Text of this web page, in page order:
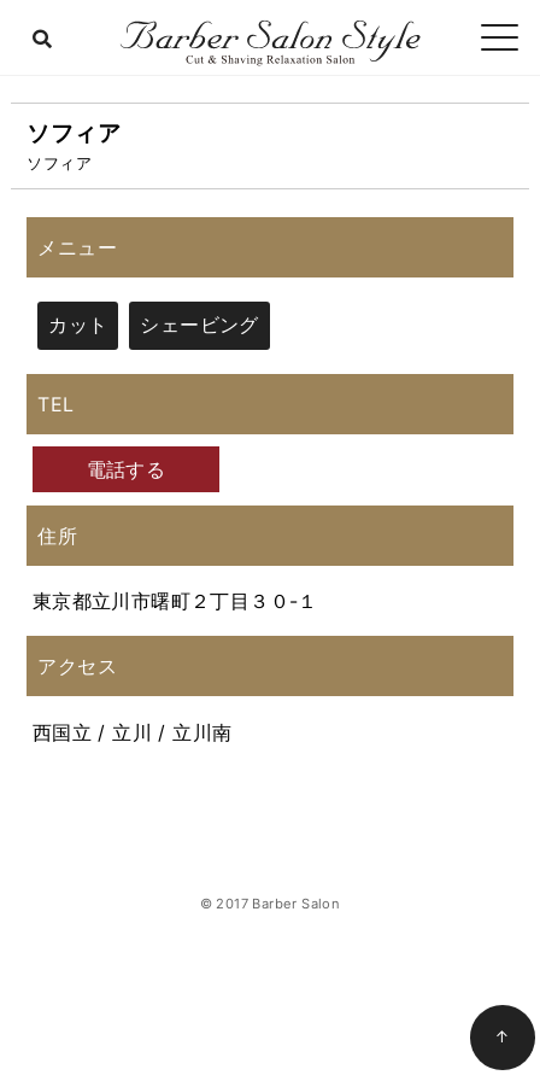
ソフィア
ソフィア
メニュー
カット シェービング
TEL
電話する
住所
東京都立川市曙町２丁目３０-１
アクセス
西国立 / 立川 / 立川南
© 2017 Barber Salon
↑